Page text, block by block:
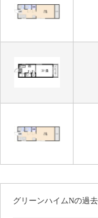
グリーンハイムNの過